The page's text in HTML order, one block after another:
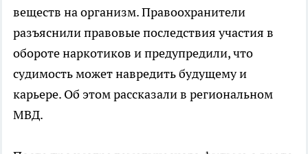
веществ на организм. Правоохранители
разъяснили правовые последствия участия в
обороте наркотиков и предупредили, что
судимость может навредить будущему и
карьере. Об этом рассказали в региональном
МВД.